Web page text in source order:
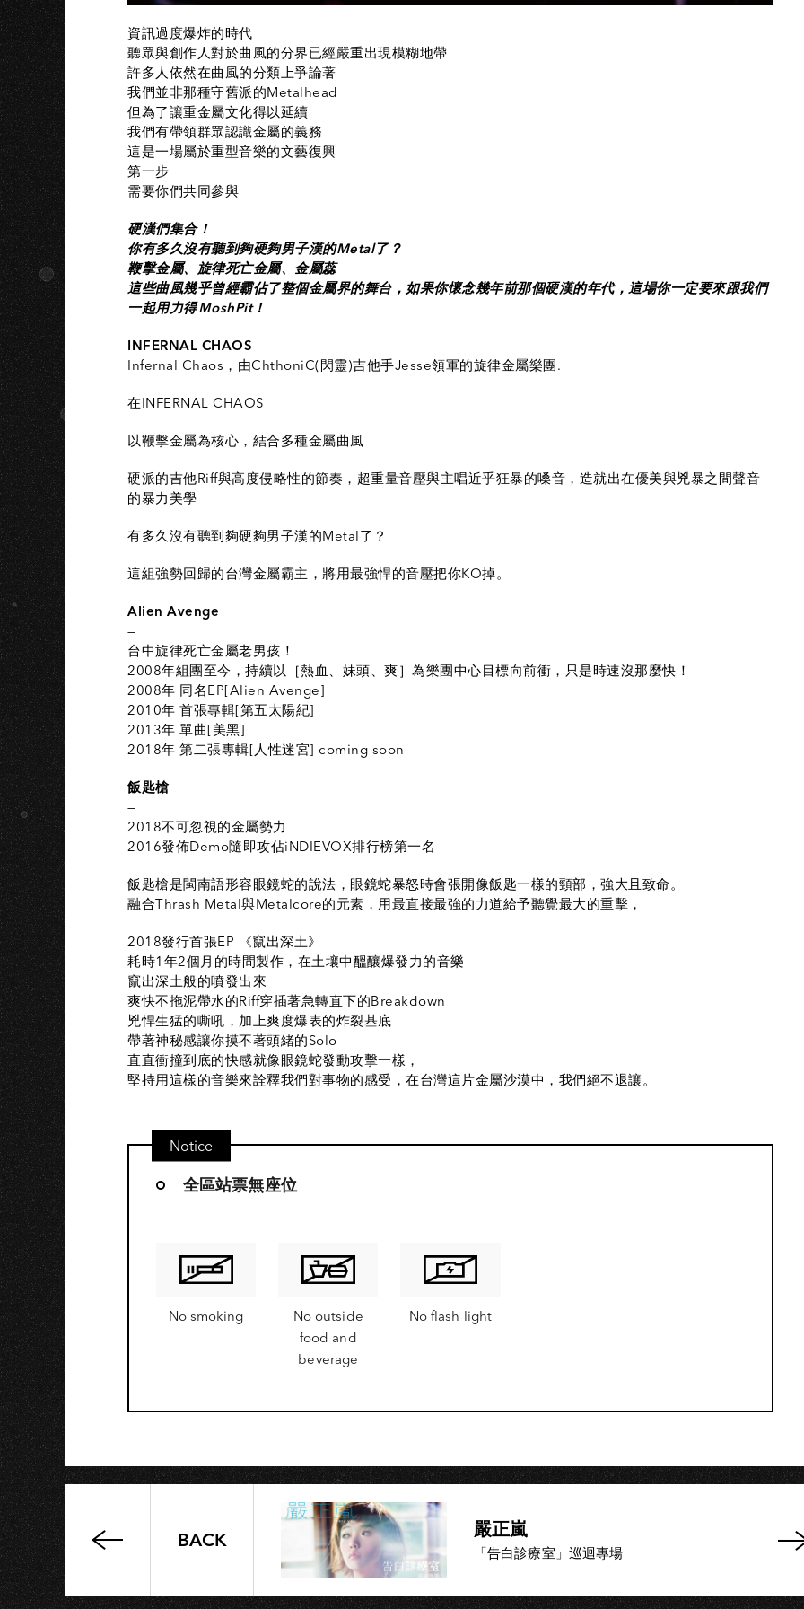
資訊過度爆炸的時代
聽眾與創作人對於曲風的分界已經嚴重出現模糊地帶
許多人依然在曲風的分類上爭論著
我們並非那種守舊派的Metalhead
但為了讓重金屬文化得以延續
我們有帶領群眾認識金屬的義務
這是一場屬於重型音樂的文藝復興
第一步
需要你們共同參與
硬漢們集合！
你有多久沒有聽到夠硬夠男子漢的Metal了？
鞭擊金屬、旋律死亡金屬、金屬蕊
這些曲風幾乎曾經霸佔了整個金屬界的舞台，如果你懷念幾年前那個硬漢的年代，這場你一定要來跟我們
一起用力得ＭoshPit！
INFERNAL CHAOS
Infernal Chaos，由ChthoniC(閃靈)吉他手Jesse領軍的旋律金屬樂團.
在INFERNAL CHAOS
以鞭擊金屬為核心，結合多種金屬曲風
硬派的吉他Riff與高度侵略性的節奏，超重量音壓與主唱近乎狂暴的嗓音，造就出在優美與兇暴之間聲音
的暴力美學
有多久沒有聽到夠硬夠男子漢的Metal了？
這組強勢回歸的台灣金屬霸主，將用最強悍的音壓把你KO掉。
Alien Avenge
—
台中旋律死亡金屬老男孩！
2008年組團至今，持續以［熱血、妹頭、爽］為樂團中心目標向前衝，只是時速沒那麼快！
2008年 同名EP[Alien Avenge]
2010年 首張專輯[第五太陽紀]
2013年 單曲[美黑]
2018年 第二張專輯[人性迷宮] coming soon
飯匙槍
—
2018不可忽視的金屬勢力
2016發佈Demo隨即攻佔iNDIEVOX排行榜第一名
飯匙槍是閩南語形容眼鏡蛇的說法，眼鏡蛇暴怒時會張開像飯匙一樣的頸部，強大且致命。
融合Thrash Metal與Metalcore的元素，用最直接最強的力道給予聽覺最大的重擊，
2018發行首張EP 《竄出深土》
耗時1年2個月的時間製作，在土壤中醞釀爆發力的音樂
竄出深土般的噴發出來
爽快不拖泥帶水的Riff穿插著急轉直下的Breakdown
兇悍生猛的嘶吼，加上爽度爆表的炸裂基底
帶著神秘感讓你摸不著頭緒的Solo
直直衝撞到底的快感就像眼鏡蛇發動攻擊一樣，
堅持用這樣的音樂來詮釋我們對事物的感受，在台灣這片金屬沙漠中，我們絕不退讓。
Notice
全區站票無座位
No smoking
No outside
food and
beverage
No flash light
的
BACK 嚴正嵐
「告白診療室」巡迴專場